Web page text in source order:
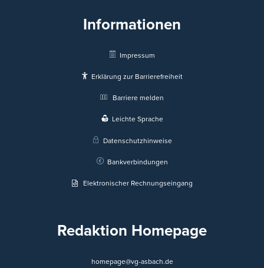
Informationen
Impressum
Erklärung zur Barrierefreiheit
Barriere melden
Leichte Sprache
Datenschutzhinweise
Bankverbindungen
Elektronischer Rechnungseingang
Redaktion Homepage
homepage@vg-asbach.de